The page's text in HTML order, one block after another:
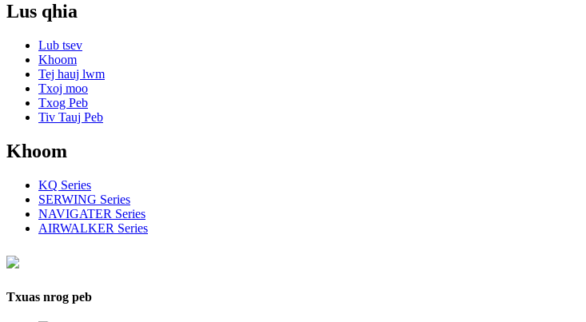
Lus qhia
Lub tsev
Khoom
Tej hauj lwm
Txoj moo
Txog Peb
Tiv Tauj Peb
Khoom
KQ Series
SERWING Series
NAVIGATER Series
AIRWALKER Series
Txuas nrog peb